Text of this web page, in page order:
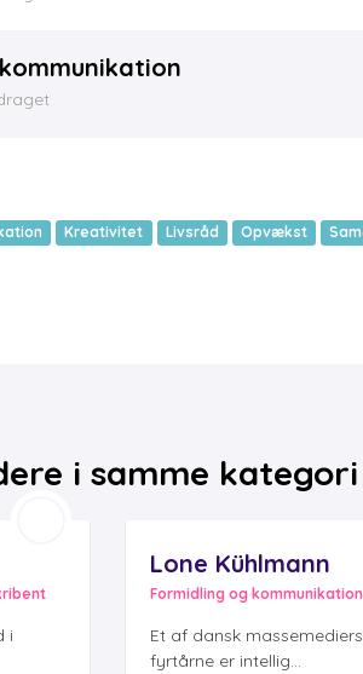
Kreativitet Livsråd Opvækst
i samme
i
Lone Kühlmann
Et af dansk massemediers
fyrtårne er intellig...